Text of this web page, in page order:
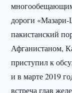
многообещающим
дороги
пакистанский
Афганистаном,
приступил к
и в марте 2019
встреча глав